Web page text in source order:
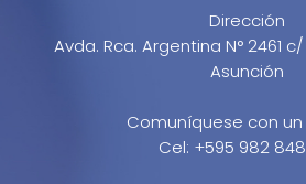
Dirección
Avda. Rca. Argentina N° 2461
Asunción
Comuníquese con un
Cel: +595 982 848